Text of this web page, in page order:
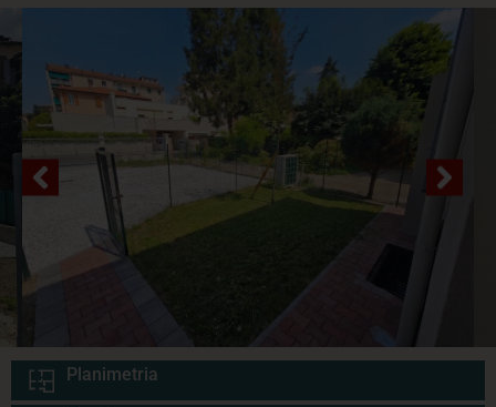
Planimetria